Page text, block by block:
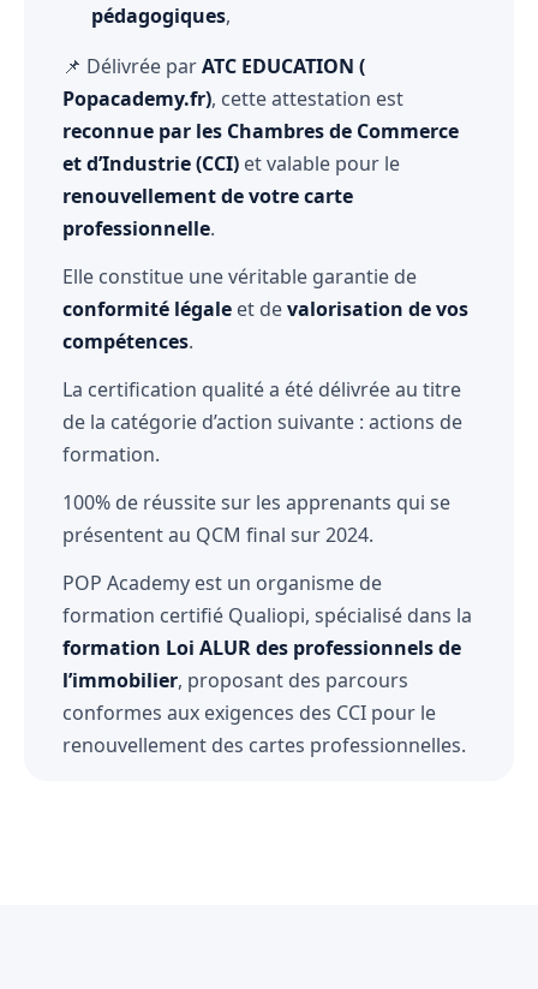
pédagogiques,
📌 Délivrée parATC EDUCATION (
Popacademy.fr), cette attestation est
reconnue par les Chambres de Commerce
et d’Industrie (CCI) et valable pour le
renouvellement de votre carte
professionnelle.
Elle constitue une véritable garantie de
conformité légale et devalorisation de vos
compétences.
La certification qualité a été délivrée au titre
de la catégorie d’action suivante : actions de
formation.
100% de réussite sur les apprenants qui se
présentent au QCM final sur 2024.
POP Academy est un organisme de
formation certifié Qualiopi, spécialisé dans la
formation Loi ALUR des professionnels de
l’immobilier, proposant des parcours
conformes aux exigences des CCI pour le
renouvellement des cartes professionnelles.